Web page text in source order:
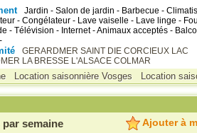
Jardin - Salon de jardin - Barbecue -
- Congélateur - Lave vaiselle - Lave linge -
- Télévision - Internet - Animaux acceptés -
GERARDMER SAINT DIE CORCIEUX LAC
LA BRESSE L'ALSACE COLMAR
Location saisonnière Vosges Location
semaine Ajouter à